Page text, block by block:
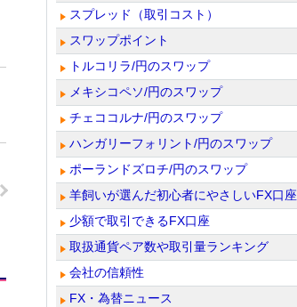
スプレッド（取引コスト）
スワップポイント
トルコリラ/円のスワップ
メキシコペソ/円のスワップ
チェココルナ/円のスワップ
ハンガリーフォリント/円のスワップ
ポーランドズロチ/円のスワップ
羊飼いが選んだ初心者にやさしいFX口座
少額で取引できるFX口座
取扱通貨ペア数や取引量ランキング
会社の信頼性
FX・為替ニュース